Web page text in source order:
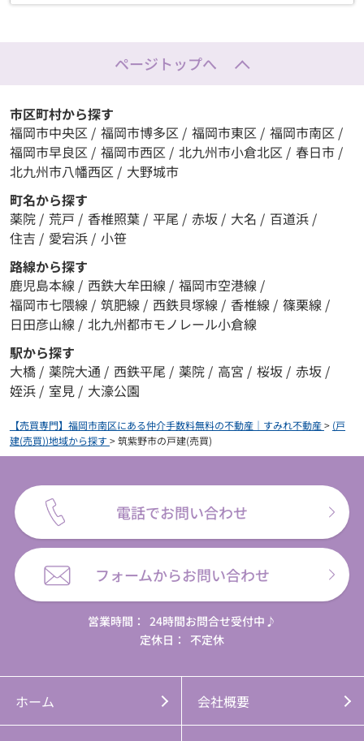
ページトップへ
市区町村から探す
福岡市中央区 / 福岡市博多区 / 福岡市東区 / 福岡市南区 /
福岡市早良区 / 福岡市西区 / 北九州市小倉北区 / 春日市 /
北九州市八幡西区 / 大野城市
町名から探す
薬院 / 荒戸 / 香椎照葉 / 平尾 / 赤坂 / 大名 / 百道浜 /
住吉 / 愛宕浜 / 小笹
路線から探す
鹿児島本線 / 西鉄大牟田線 / 福岡市空港線 /
福岡市七隈線 / 筑肥線 / 西鉄貝塚線 / 香椎線 / 篠栗線 /
日田彦山線 / 北九州都市モノレール小倉線
駅から探す
大橋 / 薬院大通 / 西鉄平尾 / 薬院 / 高宮 / 桜坂 / 赤坂 /
姪浜 / 室見 / 大濠公園
【売買専門】福岡市南区にある仲介手数料無料の不動産｜すみれ不動産> (戸
建(売買))地域から探す>筑紫野市の戸建(売買)
電話でお問い合わせ
フォームからお問い合わせ
営業時間：
24時間お問合せ受付中♪
定休日：
不定休
ホーム 会社概要